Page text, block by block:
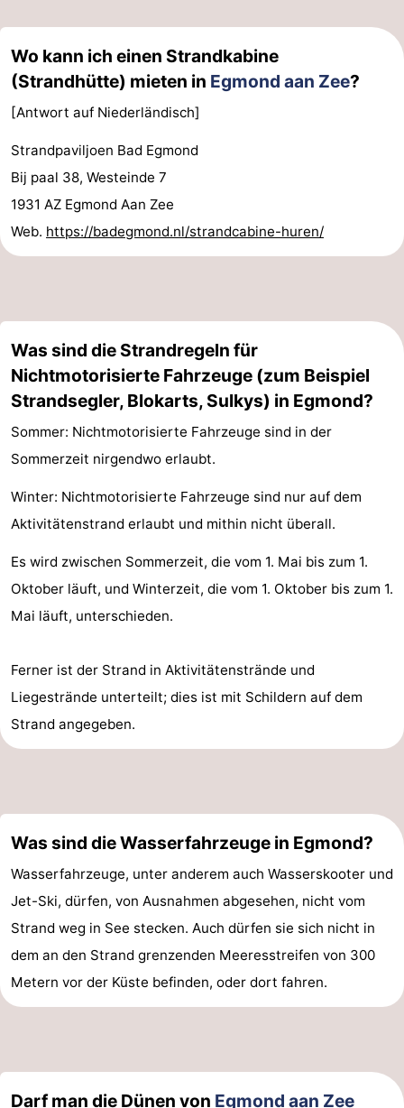
Noordhollands
duinreservaat
-
Wijk
Zee
-
Zuid-
Kennermerland
Amsterdam
-
Haarlem
-
Zandvoort
Südholland
-
Natur
Hollands
Duin
-
Noordwijk
-
Katwijk
-
Scheveningen
-
Haag
Rotterdam
-
Kontakt
Wo kann ich einen Strandkabine
(Strandhütte) mieten in Egmond aan Zee?
[Antwort auf Niederländisch]
Strandpaviljoen Bad Egmond
Bij paal 38, Westeinde 7
1931 AZ Egmond Aan Zee
Web. https://badegmond.nl/strandcabine-huren/
Was sind die Strandregeln für
Nichtmotorisierte Fahrzeuge (zum Beispiel
Strandsegler, Blokarts, Sulkys) in Egmond?
Sommer: Nichtmotorisierte Fahrzeuge sind in der
Sommerzeit nirgendwo erlaubt.
Winter: Nichtmotorisierte Fahrzeuge sind nur auf dem
Aktivitätenstrand erlaubt und mithin nicht überall.
Es wird zwischen Sommerzeit, die vom 1. Mai bis zum 1.
Oktober läuft, und Winterzeit, die vom 1. Oktober bis zum 1.
Mai läuft, unterschieden.
Ferner ist der Strand in Aktivitätenstrände und
Liegestrände unterteilt; dies ist mit Schildern auf dem
Strand angegeben.
Was sind die Wasserfahrzeuge in Egmond?
Wasserfahrzeuge, unter anderem auch Wasserskooter und
Jet-Ski, dürfen, von Ausnahmen abgesehen, nicht vom
Strand weg in See stecken. Auch dürfen sie sich nicht in
dem an den Strand grenzenden Meeresstreifen von 300
Metern vor der Küste befinden, oder dort fahren.
Darf man die Dünen von Egmond aan Zee